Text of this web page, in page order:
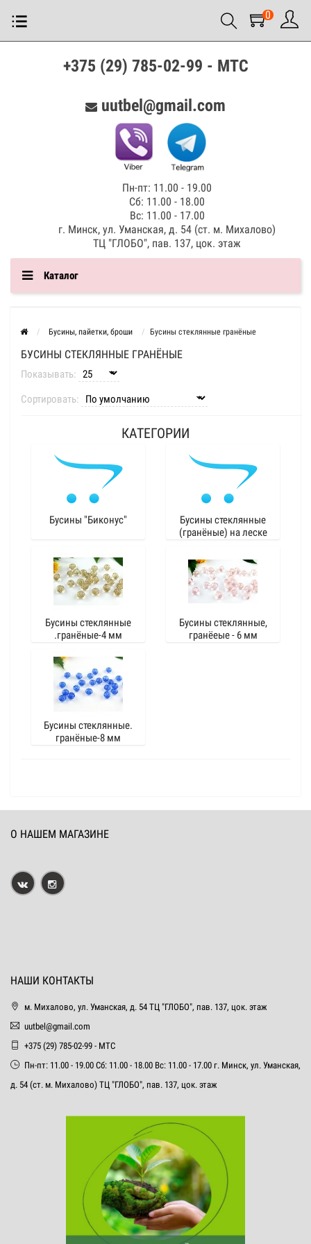
0
+375 (29) 785-02-99 - МТС
uutbel@gmail.com
Пн-пт: 11.00 - 19.00
Сб: 11.00 - 18.00
Вс: 11.00 - 17.00
г. Минск, ул. Уманская, д. 54 (ст. м. Михалово)
ТЦ "ГЛОБО", пав. 137, цок. этаж
Каталог
Бусины, пайетки, броши Бусины стеклянные гранёные
БУСИНЫ СТЕКЛЯННЫЕ ГРАНЁНЫЕ
Показывать:
Сортировать:
КАТЕГОРИИ
Бусины "Биконус"
Бусины стеклянные
(гранёные) на леске
Бусины стеклянные
.гранёные-4 мм
Бусины стеклянные,
гранёеые - 6 мм
Бусины стеклянные.
гранёные-8 мм
О НАШЕМ МАГАЗИНЕ
НАШИ КОНТАКТЫ
м. Михалово, ул. Уманская, д. 54 ТЦ "ГЛОБО", пав. 137, цок. этаж
uutbel@gmail.com
+375 (29) 785-02-99 - МТС
Пн-пт: 11.00 - 19.00 Сб: 11.00 - 18.00 Вс: 11.00 - 17.00 г. Минск, ул. Уманская,
д. 54 (ст. м. Михалово) ТЦ "ГЛОБО", пав. 137, цок. этаж